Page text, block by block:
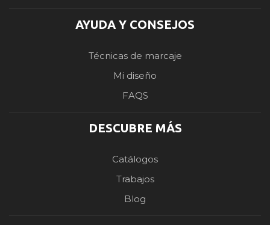
AYUDA Y CONSEJOS
Técnicas de marcaje
Mi diseño
FAQS
DESCUBRE MÁS
Catálogos
Trabajos
Blog